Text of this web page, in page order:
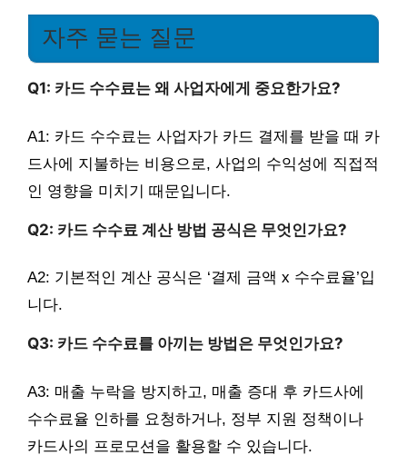
자주 묻는 질문
Q1: 카드 수수료는 왜 사업자에게 중요한가요?
A1: 카드 수수료는 사업자가 카드 결제를 받을 때 카
드사에 지불하는 비용으로, 사업의 수익성에 직접적
인 영향을 미치기 때문입니다.
Q2: 카드 수수료 계산 방법 공식은 무엇인가요?
A2: 기본적인 계산 공식은 ‘결제 금액 x 수수료율’입
니다.
Q3: 카드 수수료를 아끼는 방법은 무엇인가요?
A3: 매출 누락을 방지하고, 매출 증대 후 카드사에
수수료율 인하를 요청하거나, 정부 지원 정책이나
카드사의 프로모션을 활용할 수 있습니다.